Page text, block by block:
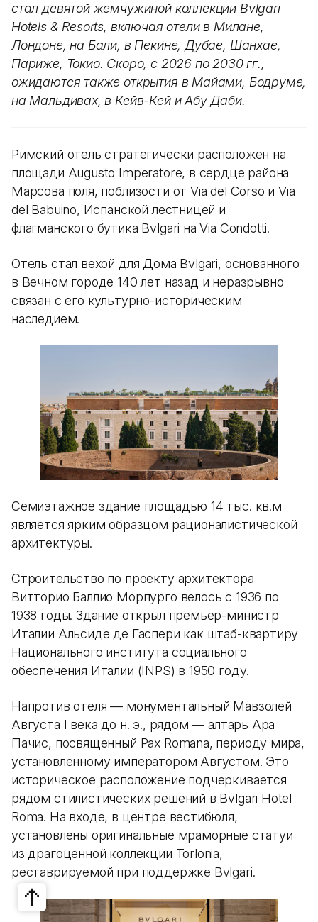
стал девятой жемчужиной коллекции Bvlgari
Hotels & Resorts, включая отели в Милане,
Лондоне, на Бали, в Пекине, Дубае, Шанхае,
Париже, Токио. Скоро, с 2026 по 2030 гг.,
ожидаются также открытия в Майами, Бодруме,
на Мальдивах, в Кейв-Кей и Абу Даби.
Римский отель стратегически расположен на
площади Augusto Imperatore, в сердце района
Марсова поля, поблизости от Via del Corso и Via
del Babuino, Испанской лестницей и
флагманского бутика Bvlgari на Via Condotti.
Отель стал вехой для Дома Bvlgari, основанного
в Вечном городе 140 лет назад и неразрывно
связан с его культурно-историческим
наследием.
Семиэтажное здание площадью 14 тыс. кв.м
является ярким образцом рационалистической
архитектуры.
Строительство по проекту архитектора
Витторио Баллио Морпурго велось с 1936 по
1938 годы. Здание открыл премьер-министр
Италии Альсиде де Гаспери как штаб-квартиру
Национального института социального
обеспечения Италии (INPS) в 1950 году.
Напротив отеля — монументальный Мавзолей
Августа I века до н. э., рядом — алтарь Ара
Пачис, посвященный Pax Romana, периоду мира,
установленному императором Августом. Это
историческое расположение подчеркивается
рядом стилистических решений в Bvlgari Hotel
Roma. На входе, в центре вестибюля,
установлены оригинальные мраморные статуи
из драгоценной коллекции Torlonia,
реставрируемой при поддержке Bvlgari.